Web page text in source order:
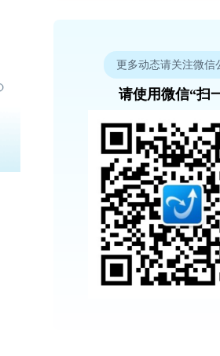
更多动态请关注微信
请使用微信“扫